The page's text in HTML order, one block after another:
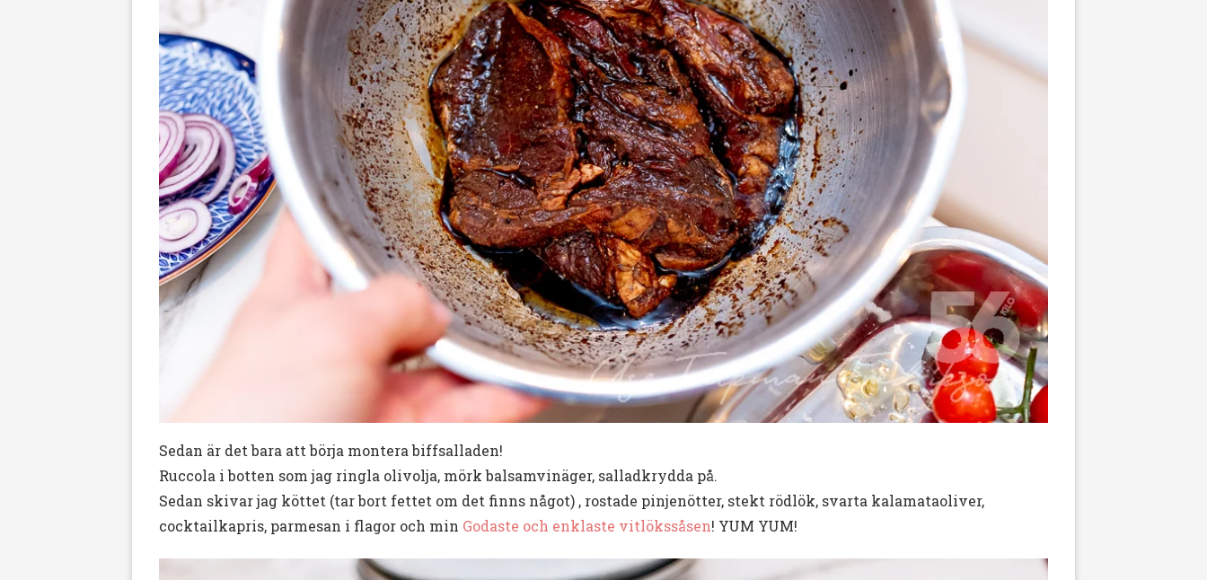
Sedan är det bara att börja montera biffsalladen!
Ruccola i botten som jag ringla olivolja, mörk balsamvinäger, salladkrydda på.
Sedan skivar jag köttet (tar bort fettet om det finns något) , rostade pinjenötter, stekt rödlök, svarta kalamataoliver,
cocktailkapris, parmesan i flagor och min Godaste och enklaste vitlökssåsen! YUM YUM!